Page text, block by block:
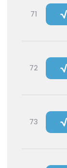
71
72
73